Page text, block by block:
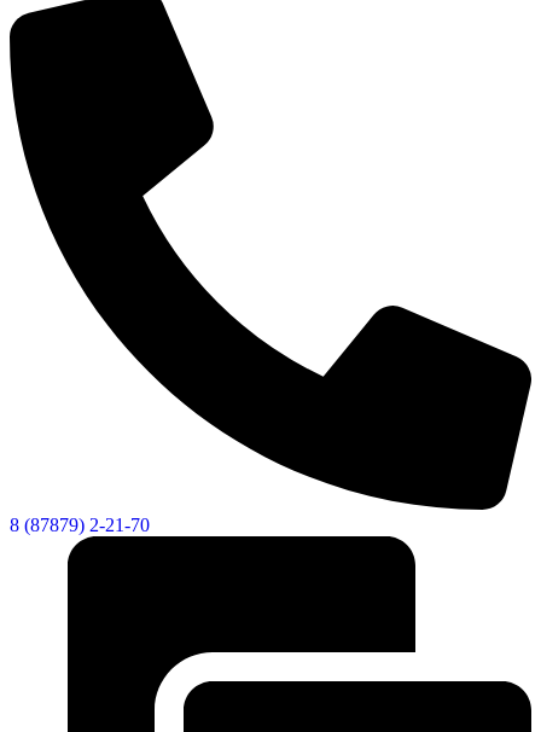
8 (87879) 2-21-70